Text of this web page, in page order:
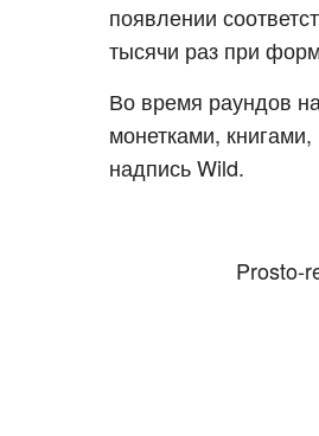
появлении
тысячи раз при
Во время раундов
монетками,
надпись Wild.
Prosto-